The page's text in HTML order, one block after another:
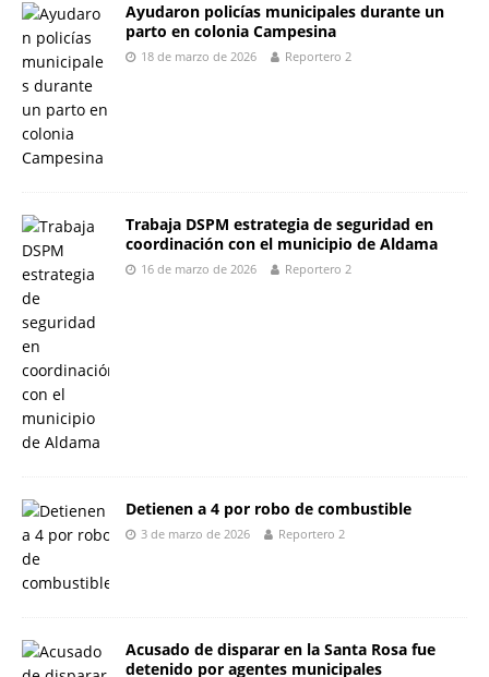
Ayudaron policías municipales durante un
parto en colonia Campesina
18 de marzo de 2026 Reportero 2
Trabaja DSPM estrategia de seguridad en
coordinación con el municipio de Aldama
16 de marzo de 2026 Reportero 2
Detienen a 4 por robo de combustible
3 de marzo de 2026 Reportero 2
Acusado de disparar en la Santa Rosa fue
detenido por agentes municipales